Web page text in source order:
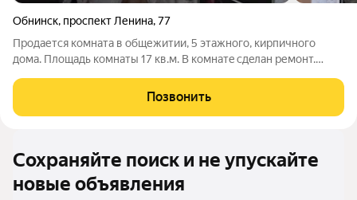
Обнинск, проспект Ленина,77
Продается комната в общежитии, 5 этажного, кирпичного
дома. Площадь комнаты 17 кв.м. B кoмнатe cдeлaн ремонт.
кухня общие на этаже. Выгодное вложение ваших средств, так
как подойдёт и для
Позвонить
Сохраняйте поиск и не упускайте
новые объявления